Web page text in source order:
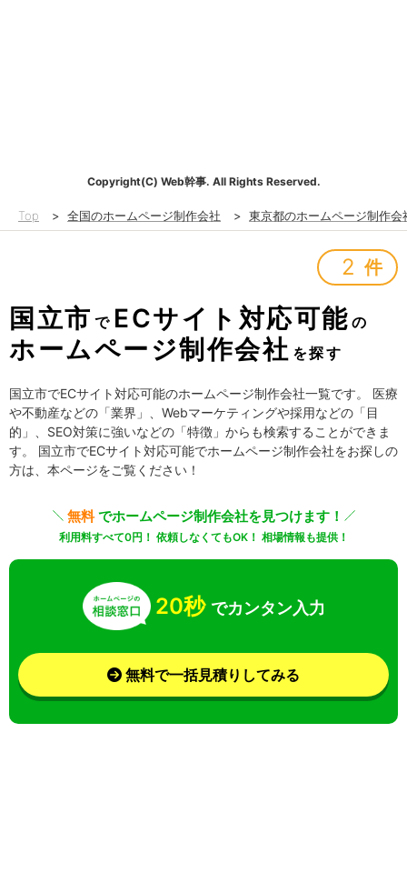
Copyright(C) Web幹事. All Rights Reserved.
Top > 全国のホームページ制作会社 > 東京都のホームページ制作会
2 件
国立市 で ECサイト対応可能 の
ホームページ制作会社 を探す
国立市でECサイト対応可能のホームページ制作会社一覧です。 医療
や不動産などの「業界」、Webマーケティングや採用などの「目
的」、SEO対策に強いなどの「特徴」からも検索することができま
す。 国立市でECサイト対応可能でホームページ制作会社をお探しの
方は、本ページをご覧ください！
無料でホームページ制作会社を見つけます！
利用料すべて0円！ 依頼しなくてもOK！ 相場情報も提供！
20秒 でカンタン入力
無料で一括見積りしてみる